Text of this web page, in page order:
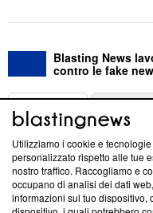
Blasting News
contro le fake
ABOUT
Questa sezione offre
News, sui nostri processi
creare news di qualità.
‘Trust Project - News with
Utilizziamo i cookie e
personalizzato rispetto alle tue
nostro traffico. Raccogliamo e
occupano di analisi dei dati
informazioni sul tuo dispositivo,